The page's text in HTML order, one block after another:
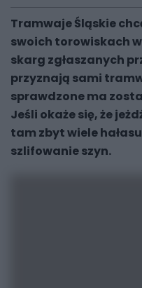
Tramwaje Śląskie
swoich torowiskach
skarg zgłaszanych
przyznają sami
sprawdzone ma
Jeśli okaże się, że
tam zbyt wiele
szlifowanie szyn.